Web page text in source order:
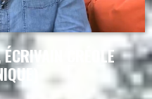
CRÉOLE